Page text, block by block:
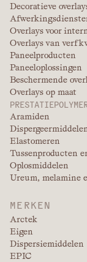
Decoratieve
Overlays voor
Overlays van
Paneelproducten
Paneeloplossingen
Beschermende
Overlays op maat
Aramiden
Elastomeren
Tussenproducten
Oplosmiddelen
Ureum, melamine
MERKEN
Arctek
Eigen
Dispersiemiddelen
EPIC